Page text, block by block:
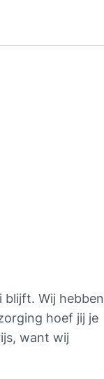
blijft. Wij hebben
hoef jij je
want wij